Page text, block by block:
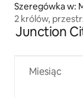
Szeregówka w:
2 królów,
Pastore's Place
Junction
Miesiąc